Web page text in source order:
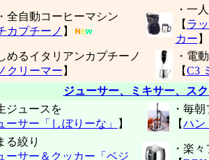
全自動コーヒーマシン
カプチーノ 】
・一
【 ラ
カー 】
めるイタリアンカプチーノ
クリーマー 】
・電
【C3
ジューサー、ミキサー、ス
ジュースを
ーサー「しぼりーな」 】
・毎
【ハン
る絞り
ーサー＆クッカー「ベジ
・楽